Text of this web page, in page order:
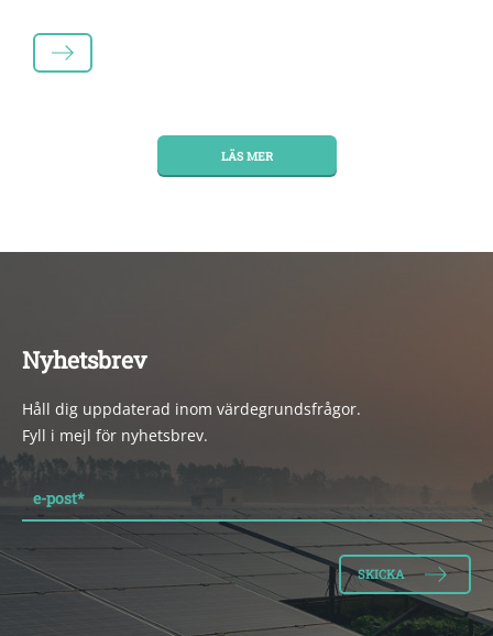
LÄS MER
LÄS MER
Nyhetsbrev
Håll dig uppdaterad inom värdegrundsfrågor.
Fyll i mejl för nyhetsbrev.
e-post*